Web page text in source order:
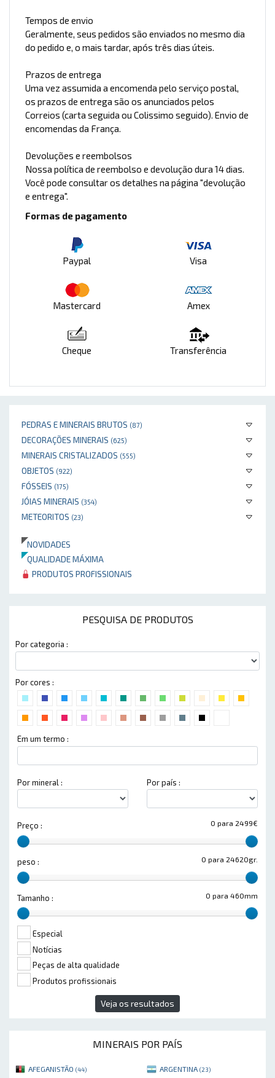
PEDRAS E MINERAIS BRUTOS (87)
DECORAÇÕES MINERAIS (625)
MINERAIS CRISTALIZADOS (555)
OBJETOS (922)
FÓSSEIS (175)
JÓIAS MINERAIS (354)
METEORITOS (23)
NOVIDADES
QUALIDADE MÁXIMA
PRODUTOS PROFISSIONAIS
PESQUISA DE PRODUTOS
Por categoria :
Por cores :
Em um termo :
Por mineral : Por país :
0 para 2499€
Preço :
0 para 24620gr.
peso :
0 para 460mm
Tamanho :
Especial
Notícias
Peças de alta qualidade
Produtos profissionais
Veja os resultados
MINERAIS POR PAÍS
AFEGANISTÃO (44) ARGENTINA (23)
Tempos de envio
Geralmente, seus pedidos são enviados no mesmo dia
do pedido e, o mais tardar, após três dias úteis.
Prazos de entrega
Uma vez assumida a encomenda pelo serviço postal,
os prazos de entrega são os anunciados pelos
Correios (carta seguida ou Colissimo seguido). Envio de
encomendas da França.
Devoluções e reembolsos
Nossa política de reembolso e devolução dura 14 dias.
Você pode consultar os detalhes na página "devolução
e entrega".
Formas de pagamento
Paypal Visa
Mastercard Amex
Cheque Transferência